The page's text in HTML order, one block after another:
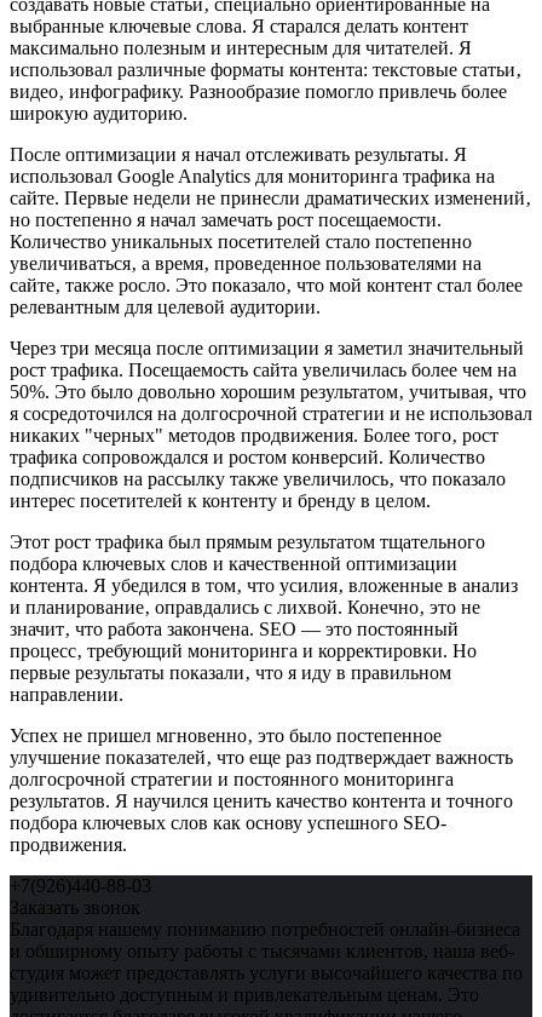
выбранные ключевые слова. Я старался делать контент
максимально полезным и интересным для читателей. Я
использовал различные форматы контента: текстовые статьи‚
видео‚ инфографику. Разнообразие помогло привлечь более
широкую аудиторию.
После оптимизации я начал отслеживать результаты. Я
использовал Google Analytics для мониторинга трафика на
сайте. Первые недели не принесли драматических изменений‚
но постепенно я начал замечать рост посещаемости.
Количество уникальных посетителей стало постепенно
увеличиваться‚ а время‚ проведенное пользователями на
сайте‚ также росло. Это показало‚ что мой контент стал более
релевантным для целевой аудитории.
Через три месяца после оптимизации я заметил значительный
рост трафика. Посещаемость сайта увеличилась более чем на
50%. Это было довольно хорошим результатом‚ учитывая‚ что
я сосредоточился на долгосрочной стратегии и не использовал
никаких "черных" методов продвижения. Более того‚ рост
трафика сопровождался и ростом конверсий. Количество
подписчиков на рассылку также увеличилось‚ что показало
интерес посетителей к контенту и бренду в целом.
Этот рост трафика был прямым результатом тщательного
подбора ключевых слов и качественной оптимизации
контента. Я убедился в том‚ что усилия‚ вложенные в анализ
и планирование‚ оправдались с лихвой. Конечно‚ это не
значит‚ что работа закончена. SEO — это постоянный
процесс‚ требующий мониторинга и корректировки. Но
первые результаты показали‚ что я иду в правильном
направлении.
Успех не пришел мгновенно‚ это было постепенное
улучшение показателей‚ что еще раз подтверждает важность
долгосрочной стратегии и постоянного мониторинга
результатов. Я научился ценить качество контента и точного
подбора ключевых слов как основу успешного SEO-
продвижения.
+7(926)440-88-03
Заказать звонок
Благодаря нашему пониманию потребностей онлайн-бизнеса
и обширному опыту работы с тысячами клиентов, наша веб-
студия может предоставлять услуги высочайшего качества по
удивительно доступным и привлекательным ценам. Это